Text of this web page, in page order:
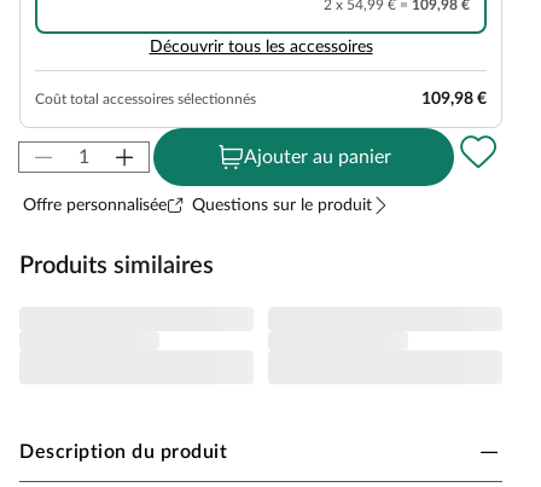
2 x 54,99 € = 109,98 €
Découvrir tous les accessoires
Coût total accessoires sélectionnés 109,98 €
Ajouter au panier
Offre personnalisée Questions sur le produit
Produits similaires
Description du produit